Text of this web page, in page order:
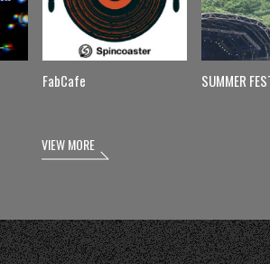
FabCafe SUMMER
VIEW MORE